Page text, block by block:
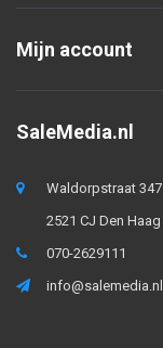
Mijn account
SaleMedia.nl
Waldorpstraat 347
2521 CJ Den Haag
070-2629111
info@salemedia.nl